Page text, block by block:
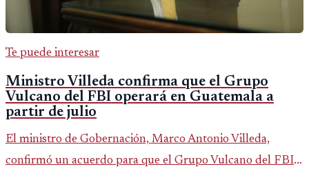
Te puede interesar
Ministro Villeda confirma que el Grupo
Vulcano del FBI operará en Guatemala a
partir de julio
El ministro de Gobernación, Marco Antonio Villeda,
confirmó un acuerdo para que el Grupo Vulcano del FBI